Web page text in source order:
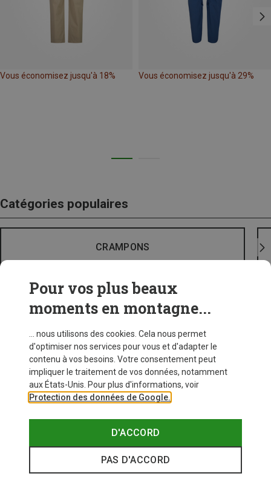
Vous économisez jusqu'à 18% Vous économisez jusqu'à 29%
Catégories populaires
CRAMPONS
Pour vos plus beaux
moments en montagne...
... nous utilisons des cookies. Cela nous permet
d'optimiser nos services pour vous et d'adapter le
contenu à vos besoins. Votre consentement peut
impliquer le traitement de vos données, notamment
aux États-Unis. Pour plus d'informations, voir
Protection des données de Google.
D'ACCORD
PAS D'ACCORD